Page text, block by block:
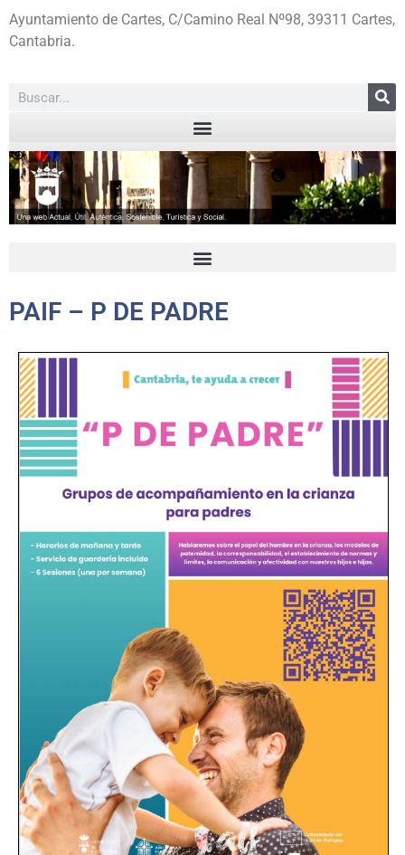
Ayuntamiento de Cartes, C/Camino Real Nº98, 39311 Cartes,
Cantabria.
PAIF – P DE PADRE